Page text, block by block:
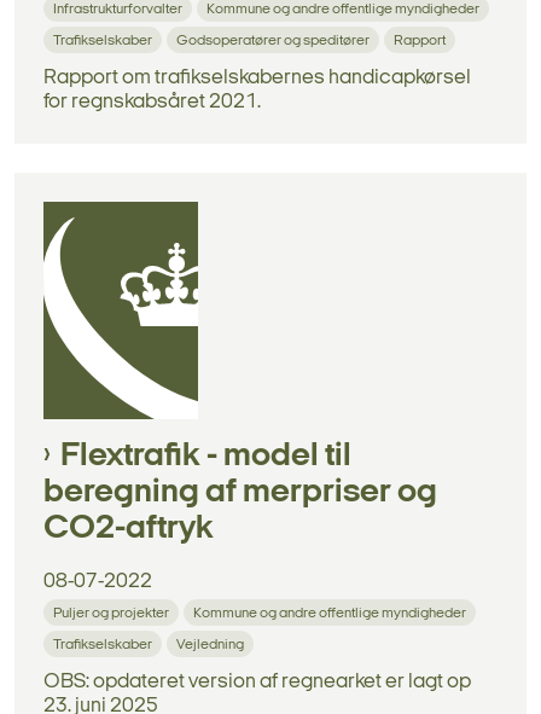
Infrastrukturforvalter Kommune og andre offentlige myndigheder
Trafikselskaber Godsoperatører og speditører Rapport
Rapport om trafikselskabernes handicapkørsel
for regnskabsåret 2021.
Flextrafik - model til
beregning af merpriser og
CO2-aftryk
08-07-2022
Puljer og projekter Kommune og andre offentlige myndigheder
Trafikselskaber Vejledning
OBS: opdateret version af regnearket er lagt op
23. juni 2025